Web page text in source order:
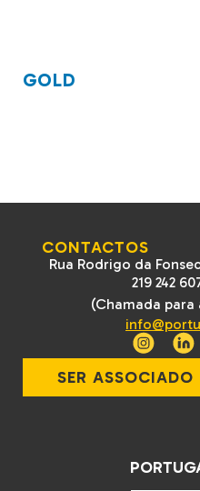
GOLD
CONTACTOS
Rua Rodrigo da
219 242
(Chamada
SER ASSOCIADO